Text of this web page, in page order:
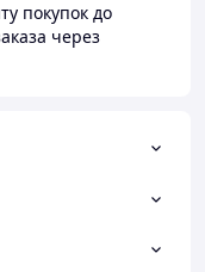
покупок до
через